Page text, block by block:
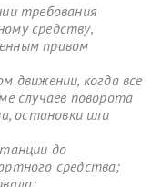
требования
средству,
правом
движении, когда все
случаев поворота
остановки или
до
средства;